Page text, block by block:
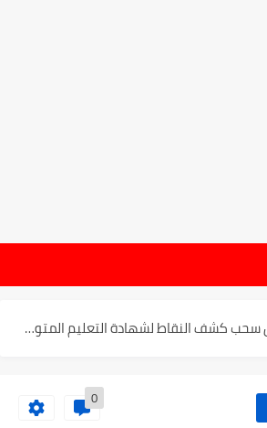
الإعلان عن نتائج بكالوريا 2025 في الجزائر يوم 20...
الآن سحب كشف النقاط لشهادة التعليم المتوسط 2025
حساب معدل شهادة التعليم المتوسط بيام 2025
0